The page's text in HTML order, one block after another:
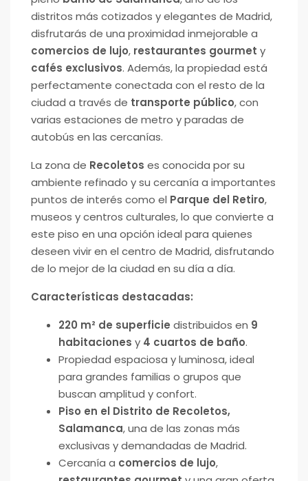
distritos más cotizados y elegantes de Madrid,
disfrutarás de una proximidad inmejorable a
comercios de lujo, restaurantes gourmet y
cafés exclusivos. Además, la propiedad está
perfectamente conectada con el resto de la
ciudad a través de transporte público, con
varias estaciones de metro y paradas de
autobús en las cercanías.
La zona de Recoletos es conocida por su
ambiente refinado y su cercanía a importantes
puntos de interés como el Parque del Retiro,
museos y centros culturales, lo que convierte a
este piso en una opción ideal para quienes
deseen vivir en el centro de Madrid, disfrutando
de lo mejor de la ciudad en su día a día.
Características destacadas:
220 m² de superficie distribuidos en 9
habitaciones y 4 cuartos de baño.
Propiedad espaciosa y luminosa, ideal
para grandes familias o grupos que
buscan amplitud y confort.
Piso en el Distrito de Recoletos,
Salamanca, una de las zonas más
exclusivas y demandadas de Madrid.
Cercanía a comercios de lujo,